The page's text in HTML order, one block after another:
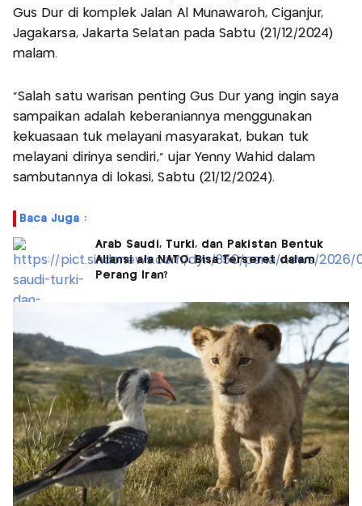
Gus Dur di komplek Jalan Al Munawaroh, Ciganjur,
Jagakarsa, Jakarta Selatan pada Sabtu (21/12/2024)
malam.
"Salah satu warisan penting Gus Dur yang ingin saya
sampaikan adalah keberaniannya menggunakan
kekuasaan tuk melayani masyarakat, bukan tuk
melayani dirinya sendiri," ujar Yenny Wahid dalam
sambutannya di lokasi, Sabtu (21/12/2024).
Baca Juga :
Arab Saudi, Turki, dan Pakistan Bentuk
Aliansi ala NATO, Bisa Terseret dalam
Perang Iran?